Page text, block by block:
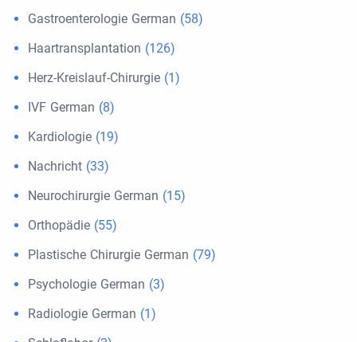
Gastroenterologie German (58)
Haartransplantation (126)
Herz-Kreislauf-Chirurgie (1)
IVF German (8)
Kardiologie (19)
Nachricht (33)
Neurochirurgie German (15)
Orthopädie (55)
Plastische Chirurgie German (79)
Psychologie German (3)
Radiologie German (1)